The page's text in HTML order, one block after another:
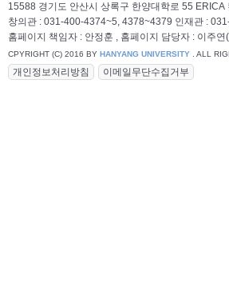
15588 경기도 안산시 상록구 한양대학로 55 ERICA
창의관 : 031-400-4374~5, 4378~4379 인재관 :
홈페이지 책임자 : 안정훈 , 홈페이지 담당자 : 이주
CPYRIGHT (C) 2016 BY HANYANG UNIVERSITY . ALL
개인정보처리방침 이메일무단수집거부